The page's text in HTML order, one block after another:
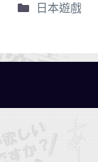
日本遊戲